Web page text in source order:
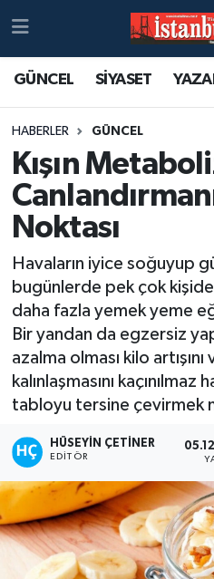
GÜNCEL SİYASET
HABERLER GÜNCEL
Kışın
Noktası
Havaların iyice soğuyup
bugünlerde pek çok
daha fazla yemek yeme
Bir yandan da egzersiz
azalma olması kilo
kalınlaşmasını
tabloyu tersine çevirmek
HÜSEYIN ÇETINER
EDITÖR